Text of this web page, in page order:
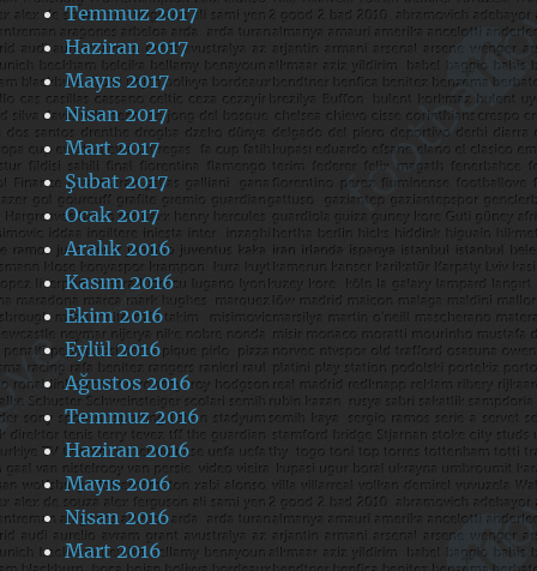
Temmuz 2017
Haziran 2017
Mayıs 2017
Nisan 2017
Mart 2017
Şubat 2017
Ocak 2017
Aralık 2016
Kasım 2016
Ekim 2016
Eylül 2016
Ağustos 2016
Temmuz 2016
Haziran 2016
Mayıs 2016
Nisan 2016
Mart 2016